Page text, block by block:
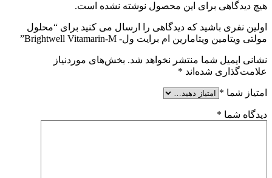
هیچ دیدگاهی برای این محصول نوشته نشده است.
اولین نفری باشید که دیدگاهی را ارسال می کنید برای “محلول
مولتی ویتامین ویتامارین ام برایت ول- Brightwell Vitamarin-M”
نشانی ایمیل شما منتشر نخواهد شد. بخش‌های موردنیاز
علامت‌گذاری شده‌اند *
امتیاز شما *
دیدگاه شما *